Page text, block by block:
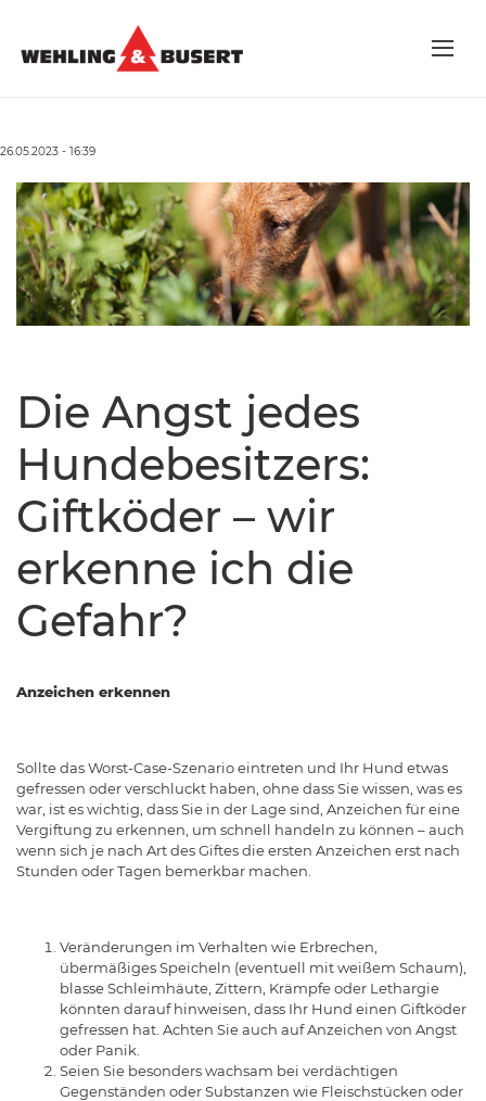
26.05.2023 - 16:39
Die Angst jedes
Hundebesitzers:
Giftköder – wir
erkenne ich die
Gefahr?
Anzeichen erkennen
Sollte das Worst-Case-Szenario eintreten und Ihr Hund etwas
gefressen oder verschluckt haben, ohne dass Sie wissen, was es
war, ist es wichtig, dass Sie in der Lage sind, Anzeichen für eine
Vergiftung zu erkennen, um schnell handeln zu können – auch
wenn sich je nach Art des Giftes die ersten Anzeichen erst nach
Stunden oder Tagen bemerkbar machen.
Veränderungen im Verhalten wie Erbrechen,
übermäßiges Speicheln (eventuell mit weißem Schaum),
blasse Schleimhäute, Zittern, Krämpfe oder Lethargie
könnten darauf hinweisen, dass Ihr Hund einen Giftköder
gefressen hat. Achten Sie auch auf Anzeichen von Angst
oder Panik.
Seien Sie besonders wachsam bei verdächtigen
Gegenständen oder Substanzen wie Fleischstücken oder